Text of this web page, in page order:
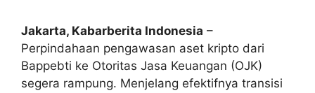
Jakarta, Kabarberita Indonesia –
Perpindahaan pengawasan aset kripto dari
Bappebti ke Otoritas Jasa Keuangan (OJK)
segera rampung. Menjelang efektifnya transisi